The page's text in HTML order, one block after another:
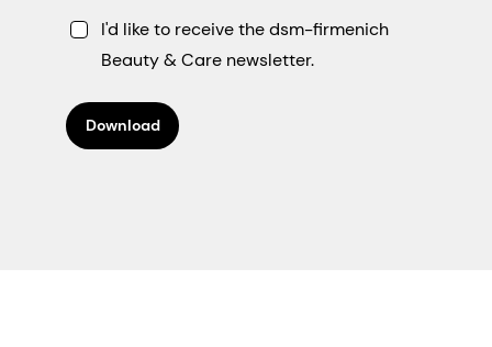
I'd like to receive the dsm-firmenich
Beauty & Care newsletter.
Download